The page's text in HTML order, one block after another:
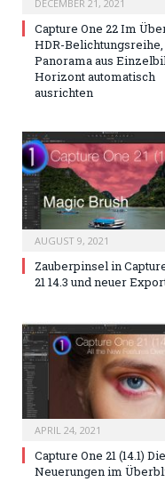
DECEMBER 21, 2021
Capture One 22 Im
HDR-Belichtungsreihe,
Panorama aus
Horizont automatisch
ausrichten
AUGUST 9, 2021
Zauberpinsel in
21 14.3 und neuer
APRIL 24, 2021
Capture One 21 (14.1) Die
Neuerungen im